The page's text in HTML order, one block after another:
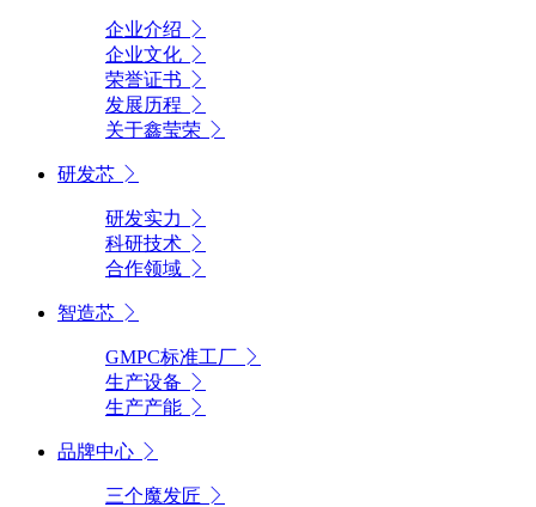
企业介绍
企业文化
荣誉证书
发展历程
关于鑫莹荣
研发芯
研发实力
科研技术
合作领域
智造芯
GMPC标准工厂
生产设备
生产产能
品牌中心
三个魔发匠